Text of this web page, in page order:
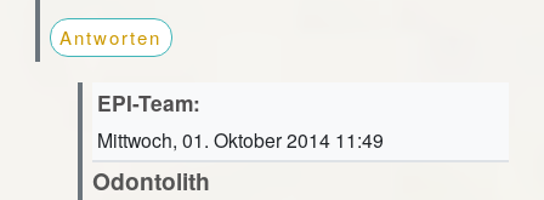
Antworten
EPI-Team:
Mittwoch, 01. Oktober 2014 11:49
Odontolith